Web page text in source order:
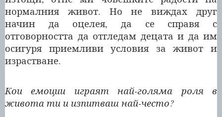
нормалния живот. Но не виждах друг
начин да оцелея, да се справя с
отговорността да отгледам децата и да им
осигуря приемливи условия за живот и
израстване.
Кои емоции играят най-голяма роля в
живота ти и изпитваш най-често?